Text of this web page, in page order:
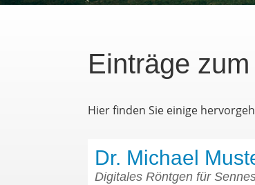
Einträge
Hier finden Sie einige
Dr. Michael
Digitales Röntgen für